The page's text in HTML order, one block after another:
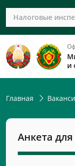
Налоговые
и
Главная
Анкета